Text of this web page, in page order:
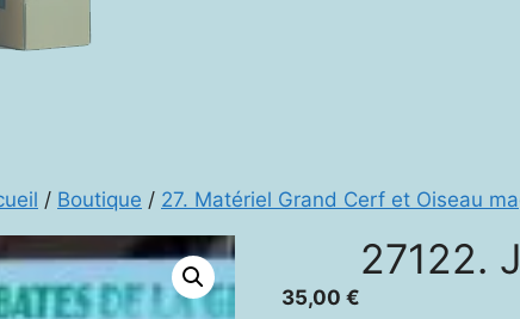
/ Boutique / 27. Matériel Grand Cerf et Oiseau
27122.
35,00 €